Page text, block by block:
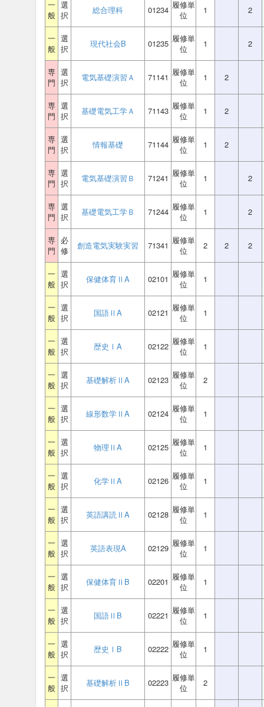
一
般
選
択
総合理科 01234 履修単
位
1 2
一
般
選
択
現代社会B 01235 履修単
位
1 2
専
門
選
択
電気基礎演習Ａ 71141 履修単
位
1 2
専
門
選
択
基礎電気工学Ａ 71143 履修単
位
1 2
専
門
選
択
情報基礎 71144 履修単
位
1 2
専
門
選
択
電気基礎演習Ｂ 71241 履修単
位
1 2
専
門
選
択
基礎電気工学Ｂ 71244 履修単
位
1 2
専
門
必
修
創造電気実験実習 71341 履修単
位
2 2 2
一
般
選
択
保健体育ⅡA 02101 履修単
位
1
一
般
選
択
国語ⅡA 02121 履修単
位
1
一
般
選
択
歴史ⅠA 02122 履修単
位
1
一
般
選
択
基礎解析ⅡA 02123 履修単
位
2
一
般
選
択
線形数学ⅡA 02124 履修単
位
1
一
般
選
択
物理ⅡA 02125 履修単
位
1
一
般
選
択
化学ⅡA 02126 履修単
位
1
一
般
選
択
英語講読ⅡA 02128 履修単
位
1
一
般
選
択
英語表現A 02129 履修単
位
1
一
般
選
択
保健体育ⅡB 02201 履修単
位
1
一
般
選
択
国語ⅡB 02221 履修単
位
1
一
般
選
択
歴史ⅠB 02222 履修単
位
1
一
般
選
択
基礎解析ⅡB 02223 履修単
位
2